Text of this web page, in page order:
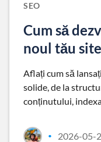
SEO
Cum să
noul tău
Aflați cum să
solide, de la
conținutului,
• 2026-05-